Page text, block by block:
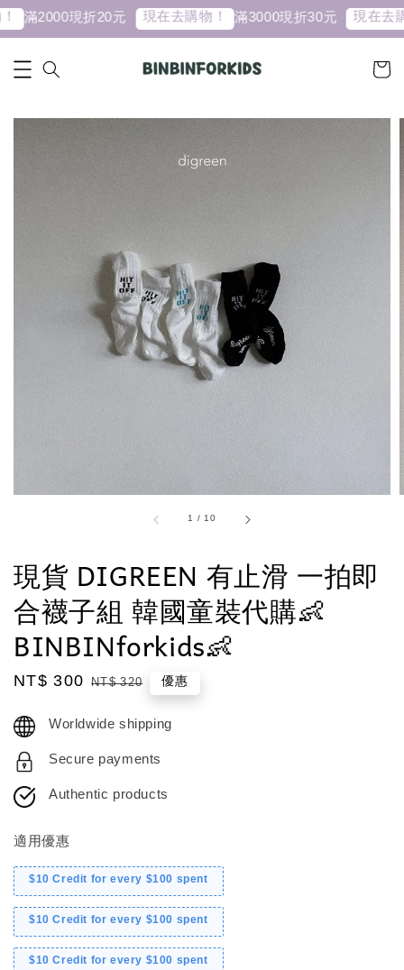
滿2000現折20元 現在去購物！ 滿3000現折30元 現在去購
1 /10
現貨 DIGREEN 有止滑 一拍即
合襪子組 韓國童裝代購👶
BINBINforkids👶
Sale
NT$ 300 Regular
NT$ 320 優惠
Worldwide shipping
Secure payments
Authentic products
適用優惠
$10 Credit for every $100 spent
$10 Credit for every $100 spent
$10 Credit for every $100 spent